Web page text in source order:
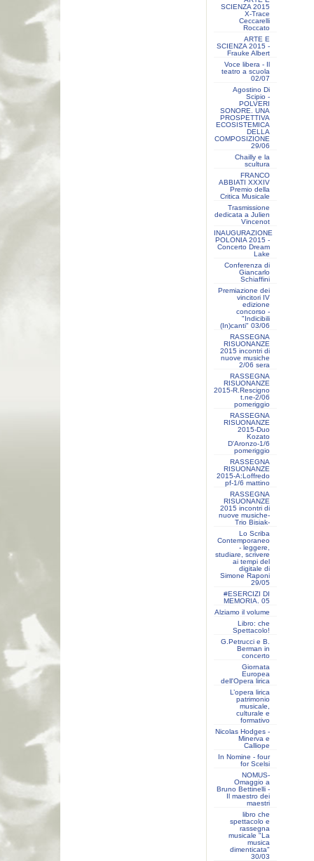
SCIENZA 2015
X-Trace
Ceccarelli
Roccato
ARTE E
SCIENZA 2015 -
Frauke Albert
Voce libera - Il
teatro a scuola
02/07
Agostino Di
Scipio -
POLVERI
SONORE. UNA
PROSPETTIVA
ECOSISTEMICA
DELLA
COMPOSIZIONE
29/06
Chailly e la
scultura
FRANCO
ABBIATI XXXIV
Premio della
Critica Musicale
Trasmissione
dedicata a Julien
Vincenot
INAUGURAZIONE
POLONIA 2015 -
Concerto Dream
Lake
Conferenza di
Giancarlo
Schiaffini
Premiazione dei
vincitori IV
edizione
concorso -
"Indicibili
(In)canti" 03/06
RASSEGNA
RISUONANZE
2015 incontri di
nuove musiche
2/06 sera
RASSEGNA
RISUONANZE
2015-R.Rescigno
t.ne-2/06
pomeriggio
RASSEGNA
RISUONANZE
2015-Duo
Kozato
D'Aronzo-1/6
pomeriggio
RASSEGNA
RISUONANZE
2015-A:Loffredo
pf-1/6 mattino
RASSEGNA
RISUONANZE
2015 incontri di
nuove musiche-
Trio Bisiak-
Lo Scriba
Contemporaneo
- leggere,
studiare, scrivere
ai tempi del
digitale di
Simone Raponi
29/05
#ESERCIZI DI
MEMORIA. 05
Alziamo il volume
Libro: che
Spettacolo!
G.Petrucci e B.
Berman in
concerto
Giornata
Europea
dell'Opera lirica
L’opera lirica
patrimonio
musicale,
culturale e
formativo
Nicolas Hodges -
Minerva e
Calliope
In Nomine - four
for Scelsi
NOMUS-
Omaggio a
Bruno Bettinelli -
Il maestro dei
maestri
libro che
spettacolo e
rassegna
musicale "La
musica
dimenticata"
30/03